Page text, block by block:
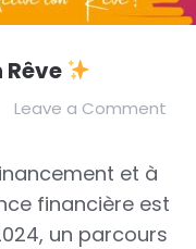
Leave a Commenton
rêve
et à
financière est
un parcours